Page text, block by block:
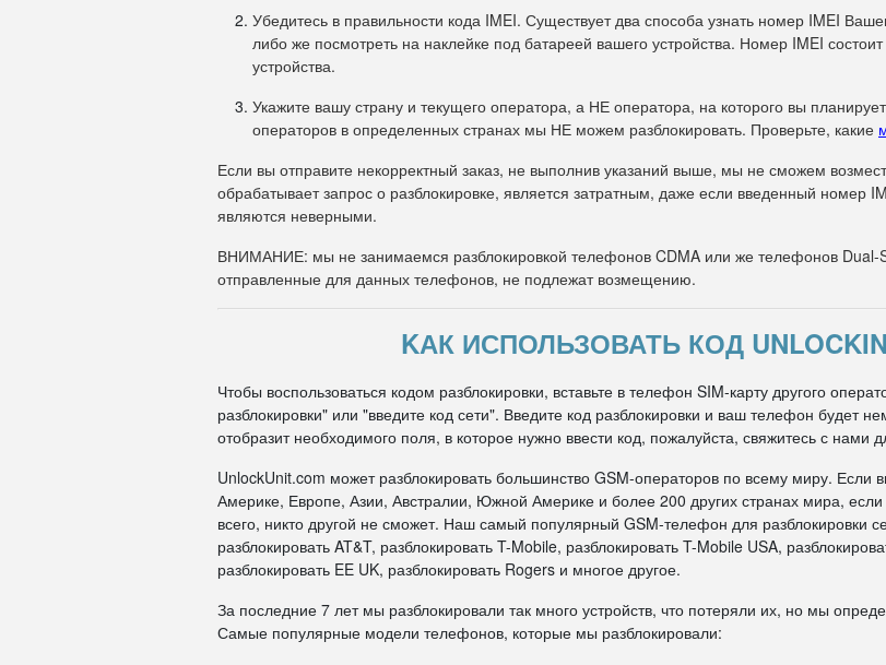
Убедитесь в правильности кода IMEI. Существует два способа узнать номер IMEI
либо же посмотреть на наклейке под батареей вашего устройства. Номер IMEI
устройства.
Укажите вашу страну и текущего оператора, а НЕ оператора, на которого вы
операторов в определенных странах мы НЕ можем разблокировать. Проверьте, какие
Если вы отправите некорректный заказ, не выполнив указаний выше, мы не сможем
обрабатывает запрос о разблокировке, является затратным, даже если введенный номер
являются неверными.
ВНИМАНИЕ: мы не занимаемся разблокировкой телефонов CDMA или же телефонов Dual-
отправленные для данных телефонов, не подлежат возмещению.
KАК ИСПОЛЬЗОВАТЬ КОД
Чтобы воспользоваться кодом разблокировки, вставьте в телефон SIM-карту другого
разблокировки" или "введите код сети". Введите код разблокировки и ваш телефон будет
отобразит необходимого поля, в которое нужно ввести код, пожалуйста, свяжитесь с нами
UnlockUnit.com может разблокировать большинство GSM-операторов по всему миру. Если
Америке, Европе, Азии, Австралии, Южной Америке и более 200 других странах мира,
всего, никто другой не сможет. Наш самый популярный GSM-телефон для разблокировки
разблокировать AT&T, разблокировать T-Mobile, разблокировать T-Mobile USA,
разблокировать EE UK, разблокировать Rogers и многое другое.
За последние 7 лет мы разблокировали так много устройств, что потеряли их, но мы
Самые популярные модели телефонов, которые мы разблокировали: